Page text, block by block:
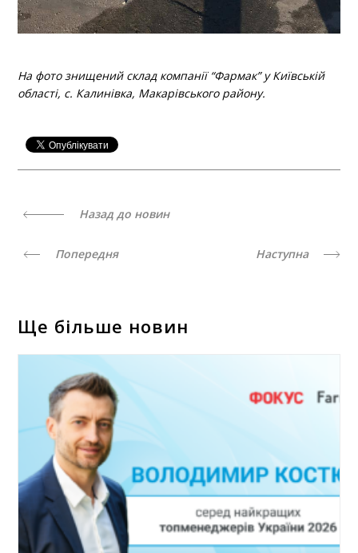
На фото знищений склад компанії “Фармак” у Київській
області, с. Калинівка, Макарівського району.
Назад до новин
Попередня Наступна
Ще більше новин